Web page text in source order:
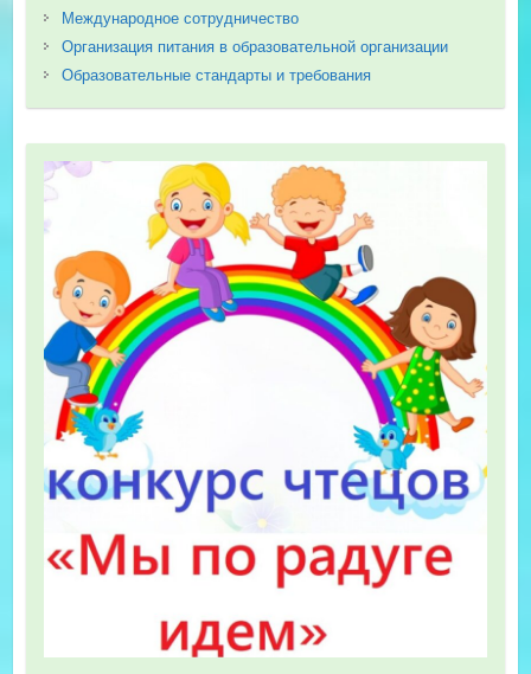
Международное сотрудничество
Организация питания в образовательной организации
Образовательные стандарты и требования